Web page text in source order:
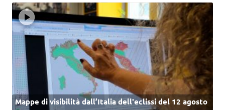
Mappe di visibilità dall’Italia dell'eclissi del 12 agosto